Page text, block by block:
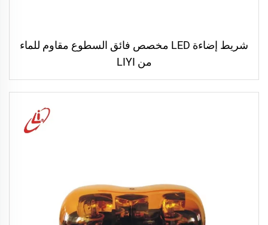
شريط إضاءة LED مخصص فائق السطوع مقاوم للماء
من LIYI